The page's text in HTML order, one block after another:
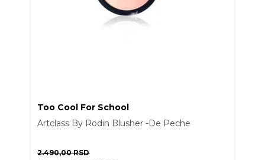
Too Cool For School
Artclass By Rodin Blusher -De Peche
2.490,00RSD